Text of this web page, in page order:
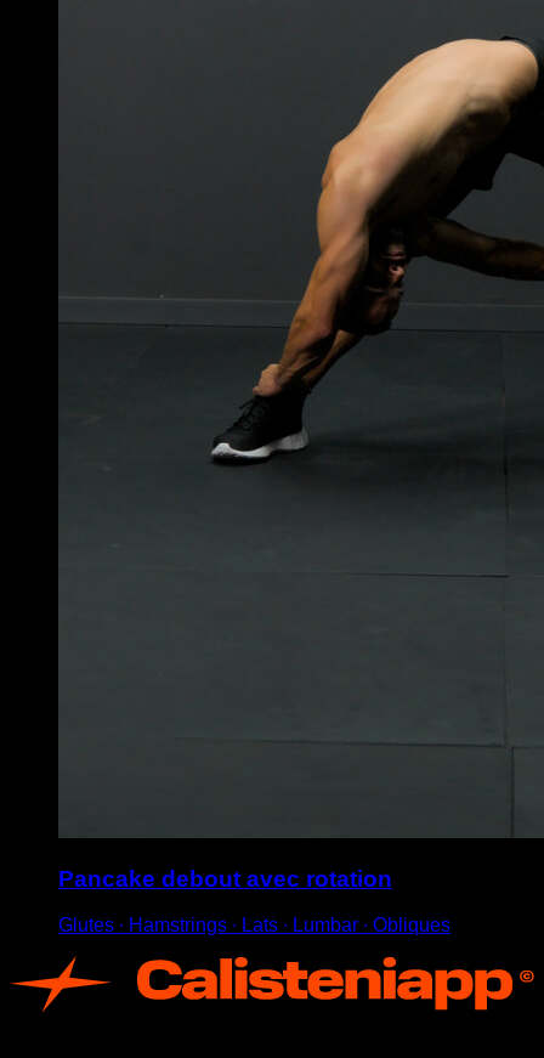
Pancake debout avec rotation
Glutes ∙ Hamstrings ∙ Lats ∙ Lumbar ∙ Obliques